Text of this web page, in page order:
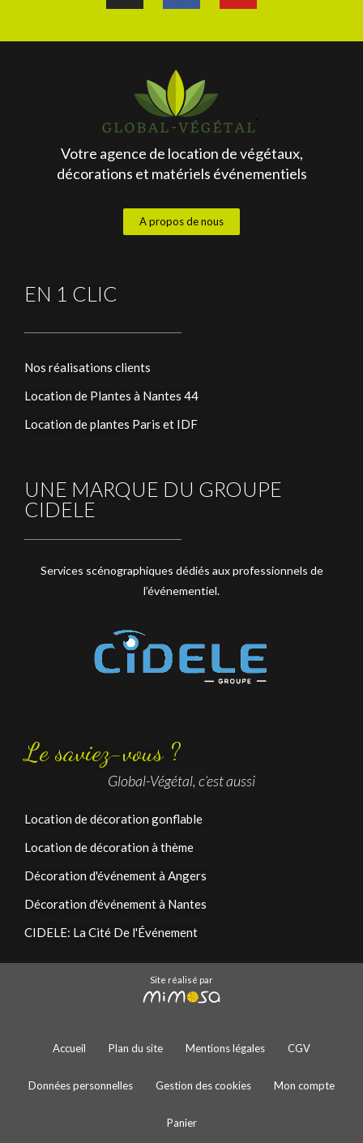
Votre agence de location de végétaux,
décorations et matériels événementiels
A propos de nous
EN 1 CLIC
Nos réalisations clients
Location de Plantes à Nantes 44
Location de plantes Paris et IDF
UNE MARQUE DU GROUPE
CIDELE
Services scénographiques dédiés aux professionnels de
l’événementiel.
Le saviez-vous ?
Global-Végétal, c’est aussi
Location de décoration gonflable
Location de décoration à thème
Décoration d'événement à Angers
Décoration d'événement à Nantes
CIDELE: La Cité De l'Événement
Site réalisé par
Accueil Plan du site Mentions légales CGV
Données personnelles Gestion des cookies Mon compte
Panier